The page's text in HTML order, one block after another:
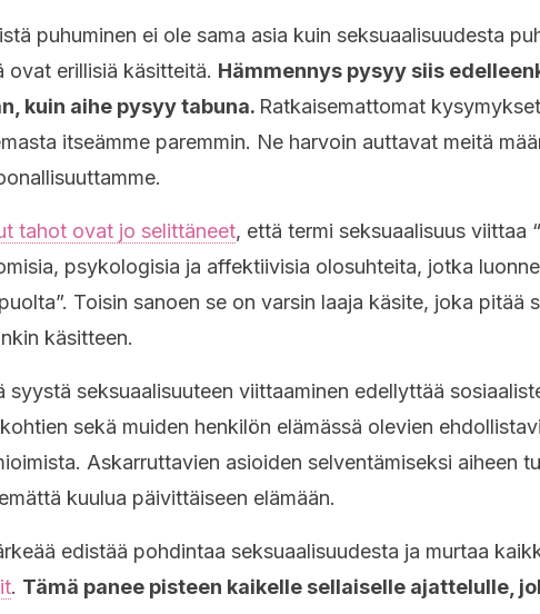
puhuminen ei ole sama asia kuin seksuaalisuudesta
ovat erillisiä käsitteitä. Hämmennys pysyy siis
kuin aihe pysyy tabuna. Ratkaisemattomat
itseämme paremmin. Ne harvoin auttavat meitä
tahot ovat jo selittäneet, että termi seksuaalisuus viittaa
psykologisia ja affektiivisia olosuhteita, jotka
Toisin sanoen se on varsin laaja käsite, joka pitää
käsitteen.
syystä seksuaalisuuteen viittaaminen edellyttää
sekä muiden henkilön elämässä olevien
Askarruttavien asioiden selventämiseksi aiheen
kuulua päivittäiseen elämään.
edistää pohdintaa seksuaalisuudesta ja murtaa
. Tämä panee pisteen kaikelle sellaiselle ajattelulle,